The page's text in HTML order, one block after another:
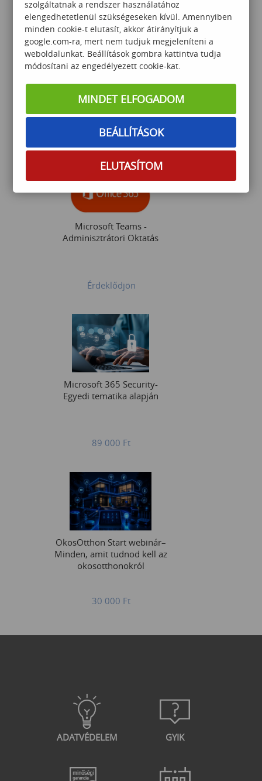
Hálózati alapismeretek
121 000Ft
Microsoft Teams -
Adminisztrátori Oktatás
Érdeklődjön
Microsoft 365 Security-
Egyedi tematika alapján
89 000 Ft
OkosOtthon Start webinár–
Minden, amit tudnod kell az
okosotthonokról
30 000 Ft
ADATVÉDELEM GYIK
szolgáltatnak a rendszer használatához
elengedhetetlenül szükségeseken kívül. Amennyiben
minden cookie-t elutasít, akkor átirányítjuk a
google.com-ra, mert nem tudjuk megjeleníteni a
weboldalunkat. Beállítások gombra kattintva tudja
módosítani az engedélyezett cookie-kat.
MINDET ELFOGADOM
BEÁLLÍTÁSOK
ELUTASÍTOM